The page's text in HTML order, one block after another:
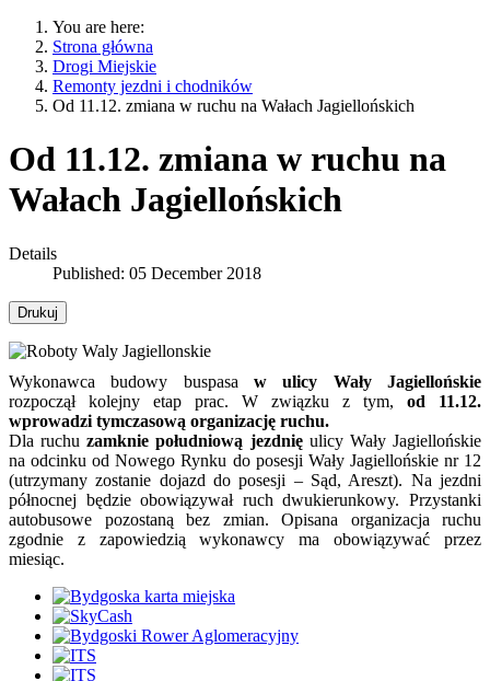
You are here:
Strona główna
Drogi Miejskie
Remonty jezdni i chodników
Od 11.12. zmiana w ruchu na Wałach Jagiellońskich
Od 11.12. zmiana w ruchu na
Wałach Jagiellońskich
Details
Published: 05 December 2018
Drukuj
Wykonawca budowy buspasa w ulicy Wały Jagiellońskie
rozpoczął kolejny etap prac. W związku z tym, od 11.12.
wprowadzi tymczasową organizację ruchu.
Dla ruchuzamknie południową jezdnięulicy Wały Jagiellońskie
na odcinku od Nowego Rynku do posesji Wały Jagiellońskie nr 12
(utrzymany zostanie dojazd do posesji – Sąd, Areszt). Na jezdni
północnej będzie obowiązywał ruch dwukierunkowy. Przystanki
autobusowe pozostaną bez zmian. Opisana organizacja ruchu
zgodnie z zapowiedzią wykonawcy ma obowiązywać przez
miesiąc.